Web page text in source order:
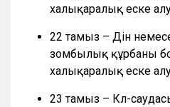
халықаралық еске алу
22 тамыз – Дін
зомбылық құрбаны
халықаралық еске алу
23 тамыз – Күл-